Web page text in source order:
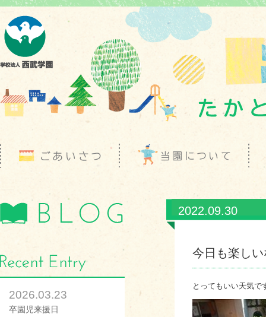
2026.03.23
卒園児来援日
2022.09.30
今日も楽し
とってもいい天気で